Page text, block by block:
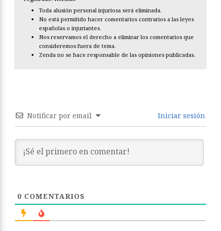
Toda alusión personal injuriosa será eliminada.
No está permitido hacer comentarios contrarios a las leyes
españolas o injuriantes.
Nos reservamos el derecho a eliminar los comentarios que
consideremos fuera de tema.
Zenda no se hace responsable de las opiniones publicadas.
Notificar por email Iniciar sesión
0 COMENTARIOS